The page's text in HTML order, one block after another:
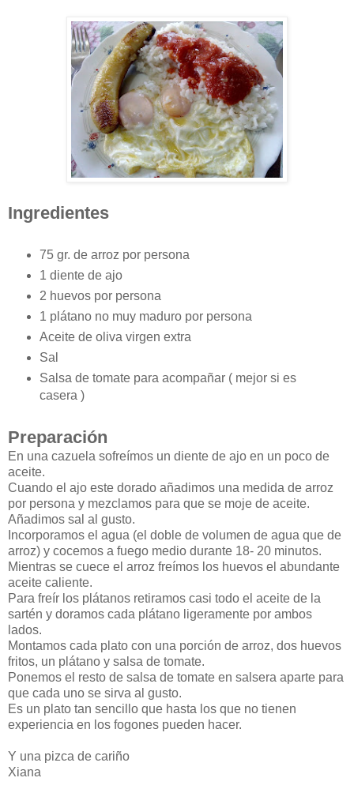
Ingredientes
75 gr. de arroz por persona
1 diente de ajo
2 huevos por persona
1 plátano no muy maduro por persona
Aceite de oliva virgen extra
Sal
Salsa de tomate para acompañar ( mejor si es
casera )
Preparación
En una cazuela sofreímos un diente de ajo en un poco de
aceite.
Cuando el ajo este dorado añadimos una medida de arroz
por persona y mezclamos para que se moje de aceite.
Añadimos sal al gusto.
Incorporamos el agua (el doble de volumen de agua que de
arroz) y cocemos a fuego medio durante 18- 20 minutos.
Mientras se cuece el arroz freímos los huevos el abundante
aceite caliente.
Para freír los plátanos retiramos casi todo el aceite de la
sartén y doramos cada plátano ligeramente por ambos
lados.
Montamos cada plato con una porción de arroz, dos huevos
fritos, un plátano y salsa de tomate.
Ponemos el resto de salsa de tomate en salsera aparte para
que cada uno se sirva al gusto.
Es un plato tan sencillo que hasta los que no tienen
experiencia en los fogones pueden hacer.
Y una pizca de cariño
Xiana